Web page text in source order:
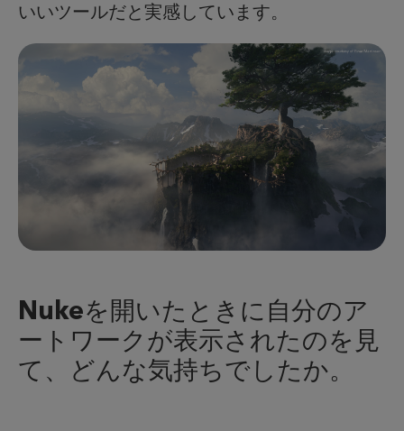
いいツールだと実感しています。
Nukeを開いたときに自分のア
ートワークが表示されたのを見
て、どんな気持ちでしたか。